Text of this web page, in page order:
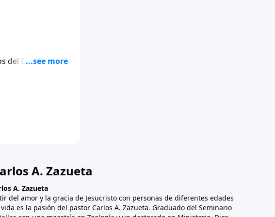
a Él.
del Espíritu».
a estas
ceder a Su
de los
de mucha
amor y gracia.
A. Zazueta
A. Zazueta
del amor y la gracia de Jesucristo con personas de diferentes edades
es la pasión del pastor Carlos A. Zazueta. Graduado del Seminario